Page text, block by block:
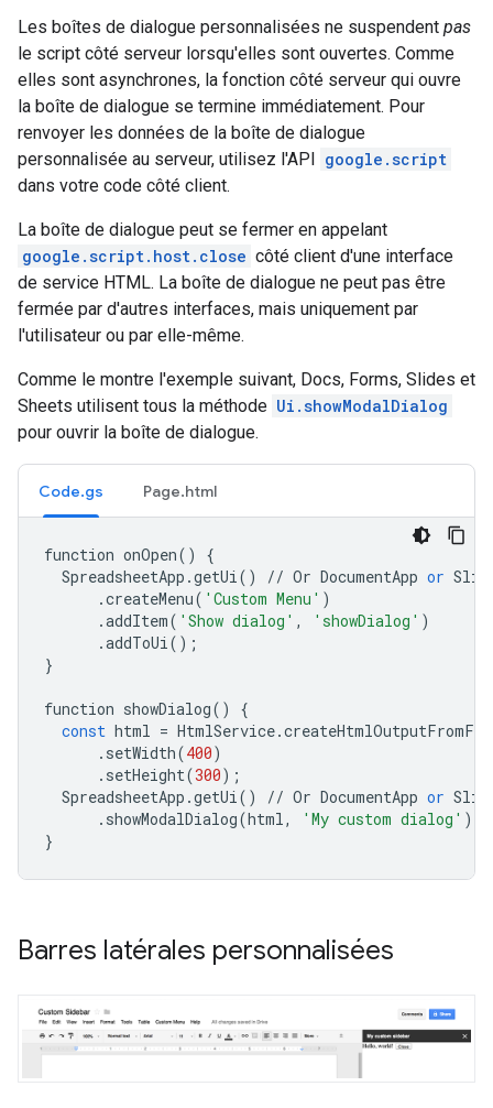
Les boîtes de dialogue personnalisées ne suspendent pas
le script côté serveur lorsqu'elles sont ouvertes. Comme
elles sont asynchrones, la fonction côté serveur qui ouvre
la boîte de dialogue se termine immédiatement. Pour
renvoyer les données de la boîte de dialogue
personnalisée au serveur, utilisez l'API google.script
dans votre code côté client.
La boîte de dialogue peut se fermer en appelant
google.script.host.close côté client d'une interface
de service HTML. La boîte de dialogue ne peut pas être
fermée par d'autres interfaces, mais uniquement par
l'utilisateur ou par elle-même.
Comme le montre l'exemple suivant, Docs, Forms, Slides et
Sheets utilisent tous la méthode Ui.showModalDialog
pour ouvrir la boîte de dialogue.
Code.gs Page.html
function onOpen()
{
SpreadsheetApp .getUi() // Or DocumentApp or
.createMenu( 'Custom Menu' )
.addItem( 'Show dialog' , 'showDialog' )
.addToUi();
}
function showDialog()
{
const html = HtmlService.
. setWidth(400)
. setHeight(300);
SpreadsheetApp .getUi() // Or DocumentApp or
. showModalDialog(html, 'My custom dialog' );
}
Barres latérales personnalisées